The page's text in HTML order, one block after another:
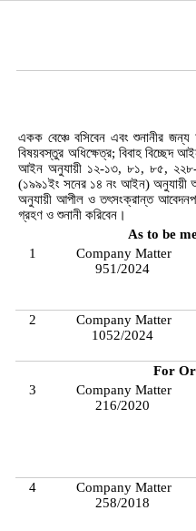
একক বেঞ্চে বসিবেন এবং শুনানীর
বিষয়বস্তুর অধিক্ষেত্র; বিবাহ
আইন অনুযায়ী ১২-১৩, ৮১, ৮৫, ২২৮-
(১৯৯১ইং সনের ১৪ নং আইন)
অনুযায়ী আপীল ও তৎসংক্রান্ত
গ্রহণ ও শুনানী করিবেন।
As to be
1
Company Matter
951/2024
2
Company Matter
1052/2024
For
3
Company Matter
216/2020
4
Company Matter
258/2018